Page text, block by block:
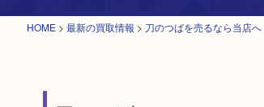
HOME > 最新の買取情報 > 刀のつばを売るなら当店へ